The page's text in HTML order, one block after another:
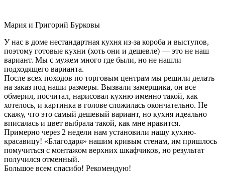
Мария и Григорий Бурковы
У нас в доме нестандартная кухня из-за короба и выступов,
поэтому готовые кухни (хоть они и дешевле) — это не наш
вариант. Мы с мужем много где были, но не нашли
подходящего варианта.
После всех походов по торговым центрам мы решили делать
на заказ под наши размеры. Вызвали замерщика, он все
обмерил, посчитал, нарисовал кухню именно такой, как
хотелось, и картинка в голове сложилась окончательно. Не
скажу, что это самый дешевый вариант, но кухня идеально
вписалась и цвет выбрала такой, как мне нравится.
Примерно через 2 недели нам установили нашу кухню-
красавицу! «Благодаря» нашим кривым стенам, им пришлось
помучиться с монтажом верхних шкафчиков, но результат
получился отменный.
Большое всем спасибо! Рекомендую!